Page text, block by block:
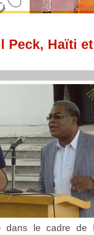
Peck, Haïti
dans le cadre de